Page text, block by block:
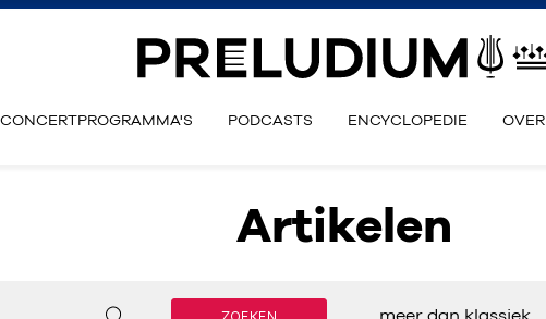
CONCERTPROGRAMMA'S PODCASTS ENCYCLOPEDIE OVER
Artikelen